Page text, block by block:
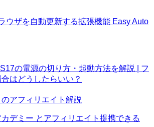
ウザを自動更新する拡張機能 Easy Auto
の電源の切り方・起動方法を解説 | フ
はどうしたらいい？
デミー とアフィリエイト提携できる